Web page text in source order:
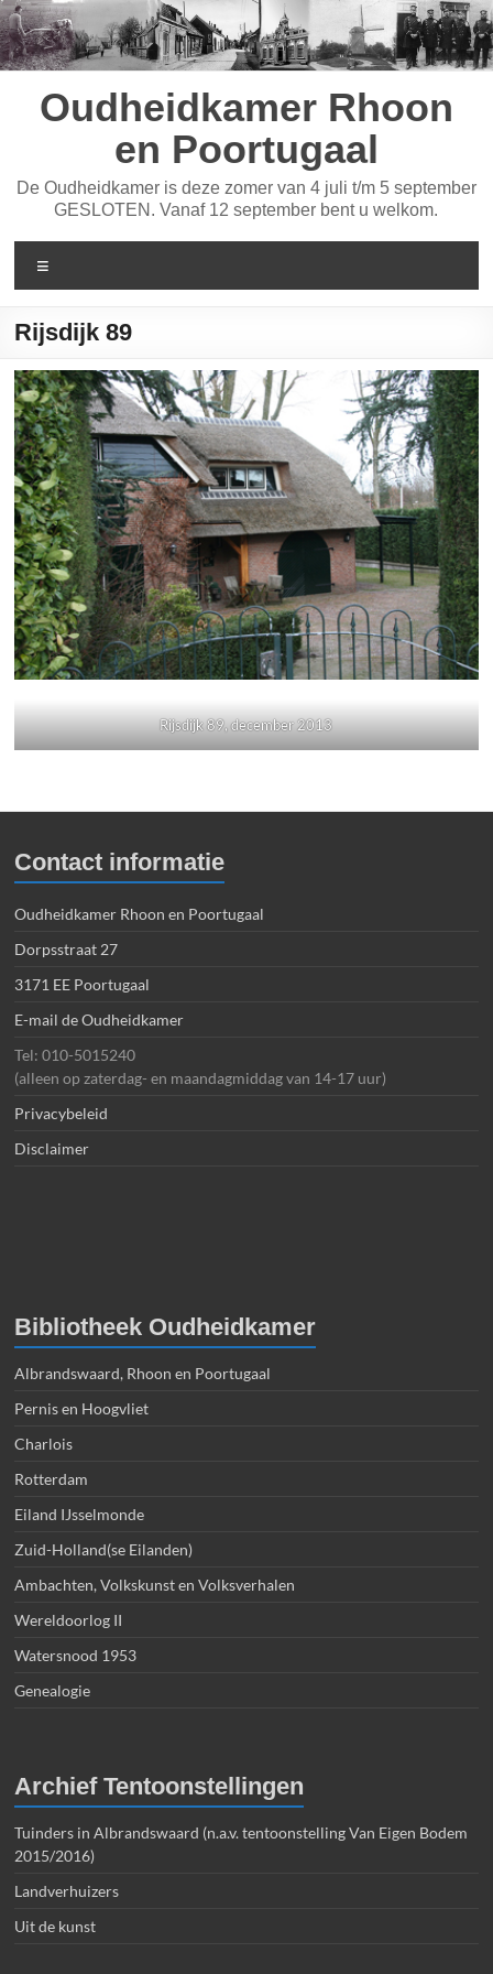
Ga
naar
de
inhoud
Oudheidkamer Rhoon
en Poortugaal
De Oudheidkamer is deze zomer van 4 juli t/m 5 september
GESLOTEN. Vanaf 12 september bent u welkom.
Rijsdijk 89
Rijsdijk 89, december 2013
Contact informatie
Oudheidkamer Rhoon en Poortugaal
Dorpsstraat 27
3171 EE Poortugaal
E-mail de Oudheidkamer
Tel: 010-5015240
(alleen op zaterdag- en maandagmiddag van 14-17 uur)
Privacybeleid
Disclaimer
Bibliotheek Oudheidkamer
Albrandswaard, Rhoon en Poortugaal
Pernis en Hoogvliet
Charlois
Rotterdam
Eiland IJsselmonde
Zuid-Holland(se Eilanden)
Ambachten, Volkskunst en Volksverhalen
Wereldoorlog II
Watersnood 1953
Genealogie
Archief Tentoonstellingen
Tuinders in Albrandswaard (n.a.v. tentoonstelling Van Eigen Bodem
2015/2016)
Landverhuizers
Uit de kunst